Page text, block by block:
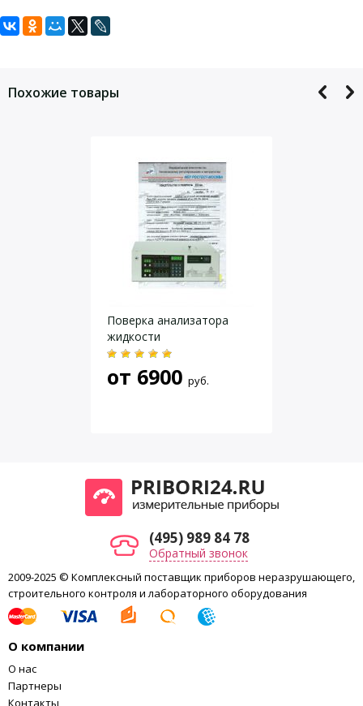
Задать вопрос
обработку персональных данных
Похожие товары
Поверка анализатора
жидкости
от 6900 руб.
(495) 989 84 78
Обратный звонок
2009-2025 © Комплексный поставщик приборов неразрушающего,
строительного контроля и лабораторного оборудования
О компании
О нас
Партнеры
Контакты